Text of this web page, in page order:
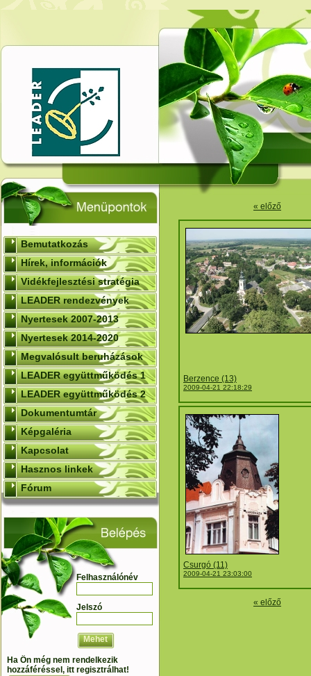
Bemutatkozás
Hírek, információk
Vidékfejlesztési stratégia
LEADER rendezvények
Nyertesek 2007-2013
Nyertesek 2014-2020
Megvalósult beruházások
LEADER együttműködés 1
LEADER együttműködés 2
Dokumentumtár
Képgaléria
Kapcsolat
Hasznos linkek
Fórum
Felhasználónév
Jelszó
Mehet
Ha Ön még nem rendelkezik
hozzáféréssel, itt regisztrálhat!
« előző
Berzence (13)
2009-04-21 22:18:29
Csurgó (11)
2009-04-21 23:03:00
« előző